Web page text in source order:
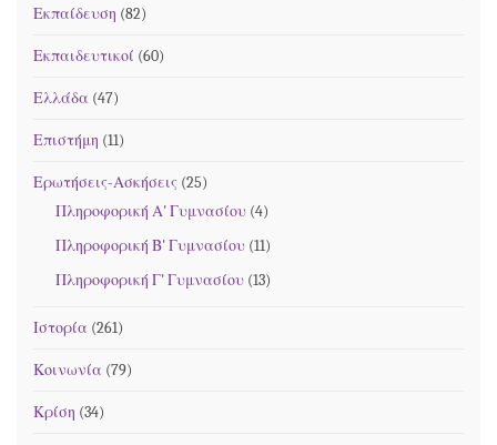
Εκπαίδευση (82)
Εκπαιδευτικοί (60)
Ελλάδα (47)
Επιστήμη (11)
Ερωτήσεις-Ασκήσεις (25)
Πληροφορική Α' Γυμνασίου (4)
Πληροφορική Β' Γυμνασίου (11)
Πληροφορική Γ' Γυμνασίου (13)
Ιστορία (261)
Κοινωνία (79)
Κρίση (34)